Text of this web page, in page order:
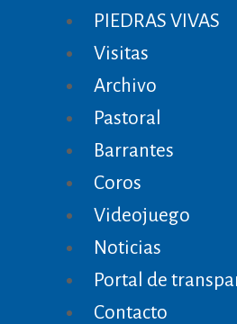
PIEDRAS VIVAS
Visitas
Archivo
Pastoral
Barrantes
Coros
Videojuego
Noticias
Portal de
Contacto